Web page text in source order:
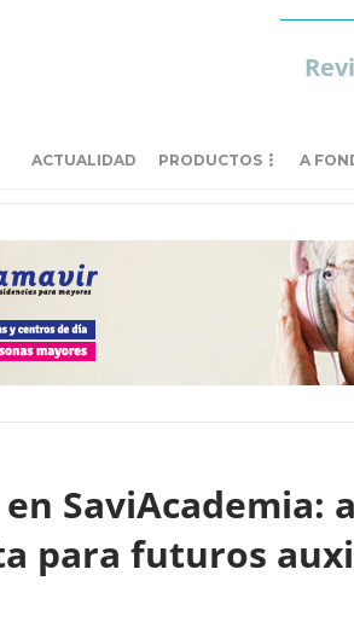
ACTUALIDAD PRODUCTOS A
para futuros